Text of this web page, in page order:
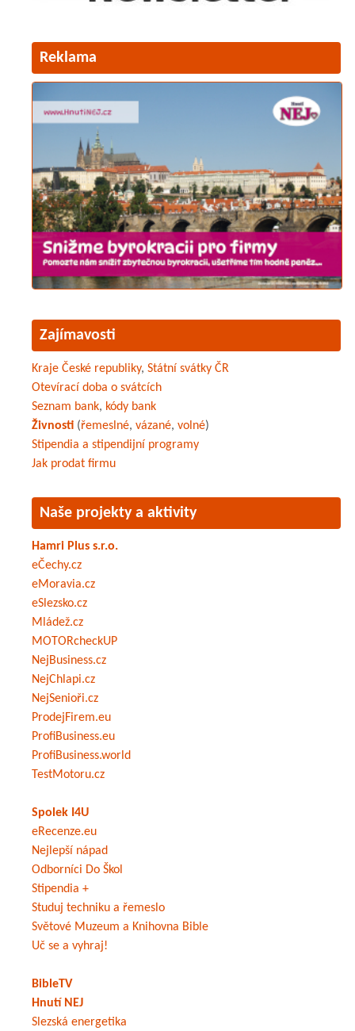
Reklama
Zajímavosti
Kraje České republiky, Státní svátky ČR
Otevírací doba o svátcích
Seznam bank, kódy bank
Živnosti (řemeslné, vázané, volné)
Stipendia a stipendijní programy
Jak prodat firmu
Naše projekty a aktivity
Hamri Plus s.r.o.
eČechy.cz
eMoravia.cz
eSlezsko.cz
Mládež.cz
MOTORcheckUP
NejBusiness.cz
NejChlapi.cz
NejSenioři.cz
ProdejFirem.eu
ProfiBusiness.eu
ProfiBusiness.world
TestMotoru.cz
Spolek I4U
eRecenze.eu
Nejlepší nápad
Odborníci Do Škol
Stipendia +
Studuj techniku a řemeslo
Světové Muzeum a Knihovna Bible
Uč se a vyhraj!
BibleTV
Hnutí NEJ
Slezská energetika